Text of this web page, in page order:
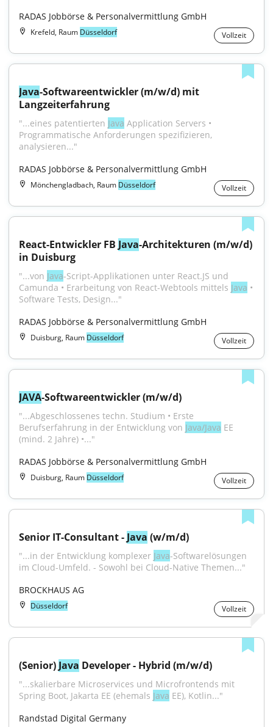
RADAS Jobbörse & Personalvermittlung GmbH
Krefeld, Raum Düsseldorf Vollzeit
Java-Softwareentwickler (m/w/d) mit
Langzeiterfahrung
"...eines patentierten Java Application Servers •
Programmatische Anforderungen spezifizieren,
analysieren..."
RADAS Jobbörse & Personalvermittlung GmbH
Mönchengladbach, Raum Düsseldorf Vollzeit
React-Entwickler FB Java-Architekturen (m/w/d)
in Duisburg
"...von Java-Script-Applikationen unter React.JS und
Camunda • Erarbeitung von React-Webtools mittels Java •
Software Tests, Design..."
RADAS Jobbörse & Personalvermittlung GmbH
Duisburg, Raum Düsseldorf Vollzeit
JAVA-Softwareentwickler (m/w/d)
"...Abgeschlossenes techn. Studium • Erste
Berufserfahrung in der Entwicklung von Java/Java EE
(mind. 2 Jahre) •..."
RADAS Jobbörse & Personalvermittlung GmbH
Duisburg, Raum Düsseldorf Vollzeit
Senior IT-Consultant - Java (w/m/d)
"...in der Entwicklung komplexer Java-Softwarelösungen
im Cloud-Umfeld. - Sowohl bei Cloud-Native Themen..."
BROCKHAUS AG
Düsseldorf Vollzeit
(Senior) Java Developer - Hybrid (m/w/d)
"...skalierbare Microservices und Microfrontends mit
Spring Boot, Jakarta EE (ehemals Java EE), Kotlin..."
Randstad Digital Germany